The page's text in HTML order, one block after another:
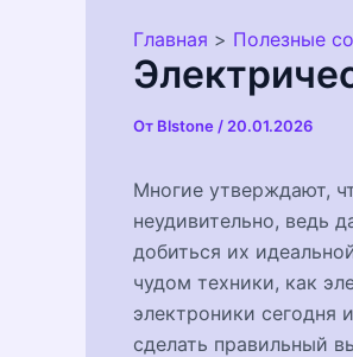
Главная Полезные
От Blstone / 20.01.2026
Многие утверждают,
неудивительно, ведь
добиться их
чудом техники, как
электроники
сделать правильный